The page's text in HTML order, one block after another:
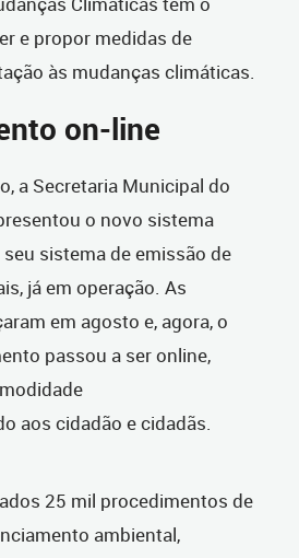
e propor medidas de
às mudanças climáticas.
on-line
a Secretaria Municipal do
o novo sistema
sistema de emissão de
já em operação. As
em agosto e, agora, o
passou a ser online,
aos cidadão e cidadãs.
25 mil procedimentos de
ambiental,